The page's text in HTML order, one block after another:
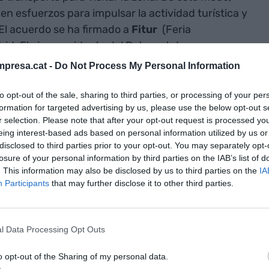
- Do Not Process My Personal Information
opt-out of the sale, sharing to third parties, or processing of your
for targeted advertising by us, please use the below opt-out
selection. Please note that after your opt-out request is processed
interest-based ads based on personal information utilized by us
to third parties prior to your opt-out. You may separately
of your personal information by third parties on the IAB’s list of
This information may also be disclosed by us to third parties on the
Participants that may further disclose it to other third parties.
Data Processing Opt Outs
opt-out of the Sharing of my personal data.
esfuerzos para impulsar la actividad turística y
acuerdo se ha firmado a Fitur (Feria
El vicepresidente del Patronat de
Dulsat, y la directora General de Renfe, Sonia
el estand de Renfe.
de Turisme promocionará en sus actividades el
medio de transporte en el corredor Madrid
así como en los servicios de Larga
los productos de Renfe en sus publicaciones
así como en el sector de incentivos de
promoción de los acontecimientos, ferias o
destinados al turismo de negocios y
una reducción entre un 5% y un 10% sobre el